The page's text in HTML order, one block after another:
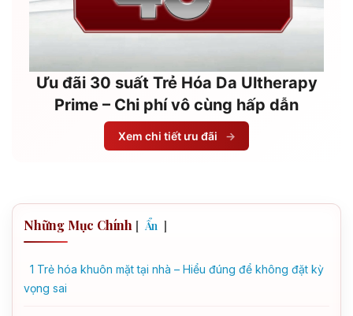
Ưu đãi 30 suất Trẻ Hóa Da Ultherapy
Prime – Chi phí vô cùng hấp dẫn
Xem chi tiết ưu đãi →
Những Mục Chính [ Ẩn ]
1 Trẻ hóa khuôn mặt tại nhà – Hiểu đúng để không đặt kỳ
vọng sai